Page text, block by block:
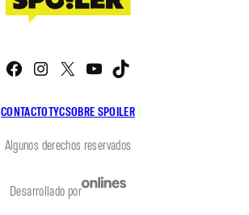
CONTACTOTYCSOBRE SPOILER
Facebook
Instagram
X YouTube
Algunos derechos reservados
Desarrollado por